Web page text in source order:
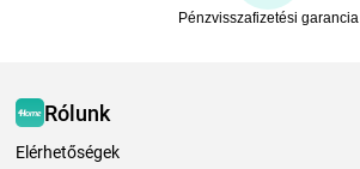
Pénzvisszafizetési garancia
Rólunk
Elérhetőségek